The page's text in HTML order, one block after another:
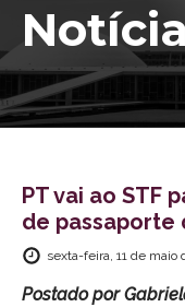
PT vai ao STF
de passaporte
sexta-feira, 11 de maio
Postado por